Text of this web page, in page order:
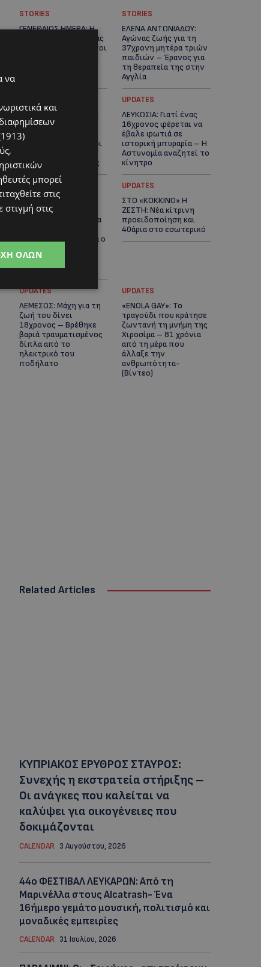
STORIES
ΓΕΝΕΘΛΙΟΣ ΗΜΕΡΑ: Η
ηλικία είναι μόνο ένας
αριθμός – Οι άνθρωποι
STORIES
ΕΛΕΝΑ ΑΝΤΩΝΙΑΔΟΥ:
Αγώνας ζωής για τη
37χρονη μητέρα τριών
παιδιών – Έρανος για
τη θεραπεία της στην
Αγγλία
ΚΑΤΑΓΓΕΛΙΑ: Για άνδρα
που φέρεται να
παρενοχλούσε
γυναίκες στο Δασούδι
αστυνομικές έρευνες
UPDATES
ΛΕΥΚΩΣΙΑ: Γιατί ένας
16χρονος φέρεται να
έβαλε φωτιά σε
ιστορική μπυραρία – Η
Αστυνομία αναζητεί το
κίνητρο
UPDATES
ΛΑΤΣΙΑ-ΓΕΡΙ: Στο
επίκεντρο η
δημιουργία δομών για
ανήλικους – Αντιδρά ο
προϋποθέσεις το
Κίνημα Οικολόγων
UPDATES
ΣΤΟ «ΚΟΚΚΙΝΟ» Η
ΖΕΣΤΗ: Νέα κίτρινη
προειδοποίηση και
40άρια στο εσωτερικό
UPDATES
ΛΕΜΕΣΟΣ: Μάχη για τη
ζωή του δίνει
18χρονος – Βρέθηκε
βαριά τραυματισμένος
δίπλα από το
ηλεκτρικό του
ποδήλατο
UPDATES
«ENOLA GAY»: Το
τραγούδι που κράτησε
ζωντανή τη μνήμη της
Χιροσίμα – 81 χρόνια
από τη μέρα που
άλλαξε την
ανθρωπότητα-
(Bίντεο)
Related Articles
ΚΥΠΡΙΑΚΟΣ ΕΡΥΘΡΟΣ ΣΤΑΥΡΟΣ:
Συνεχής η εκστρατεία στήριξης –
Οι ανάγκες που καλείται να
καλύψει για οικογένειες που
δοκιμάζονται
CALENDAR 3 Αυγούστου, 2026
44ο ΦΕΣΤΙΒΑΛ ΛΕΥΚΑΡΩΝ: Από τη
Μαρινέλλα στους Alcatrash- Ένα
16ήμερο γεμάτο μουσική, πολιτισμό και
μοναδικές εμπειρίες
CALENDAR 31 Ιουλίου, 2026
να
και
μπορεί
στις
στις
ΌΛΩΝ